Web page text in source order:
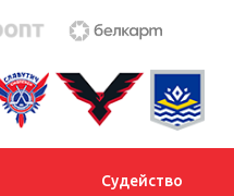
Судейство